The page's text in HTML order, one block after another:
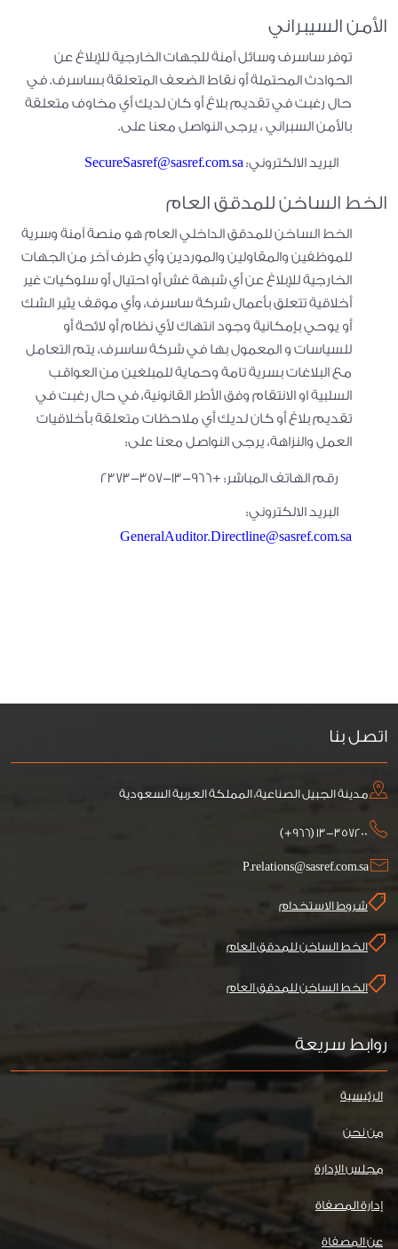
الأمن السيبراني
توفر ساسرف وسائل آمنة للجهات الخارجية للإبلاغ عن
الحوادث المحتملة أو نقاط الضعف المتعلقة بساسرف. في
حال رغبت في تقديم بلاغ أو كان لديك أي مخاوف متعلقة
بالأمن السبراني ، يرجى النواصل معنا على.
البريد الالكتروني:SecureSasref@sasref.com.sa
الخط الساخن للمدقق العام
الخط الساخن للمدقق الداخلي العام هو منصة آمنة وسرية
للموظفين والمقاولين والموردين وأي طرف آخر من الجهات
الخارجية للإبلاغ عن أي شبهة غش أو احتيال أو سلوكيات غير
أخلاقية تتعلق بأعمال شركة ساسرف، وأي موقف يثير الشك
أو يوحي بإمكانية وجود انتهاك لأي نظام أو لائحة أو
للسياسات و المعمول بها في شركة ساسرف، يتم التعامل
مع البلاغات بسرية تامة وحماية للمبلغين من العواقب
السلبية او الانتقام وفق الأطر القانونية، في حال رغبت في
تقديم بلاغ أو كان لديك أي ملاحظات متعلقة بأخلاقيات
العمل والنزاهة، يرجى النواصل معنا على:
رقم الهاتف المباشر: +966-13-357-2373
البريد الالكتروني:
GeneralAuditor.Directline@sasref.com.sa
اتصل بنا
مدينة الجبيل الصناعية، المملكة العربية السعودية
P.relations@sasref.com.sa
شروط الاستخدام
الخط الساخن للمدقق العام
الخط الساخن للمدقق العام
روابط سريعة
الرئيسية
من نحن
مجلس الإدارة
إدارة المصفاة
عن المصفاة